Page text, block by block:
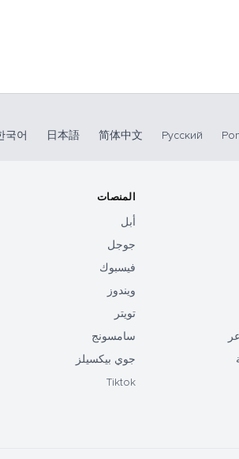
Русский
简体中文
日本語
국어
المنصات
أبل
جوجل
فيسبوك
ويندوز
تويتر
سامسونج
جوي بيكسيلز
Tiktok